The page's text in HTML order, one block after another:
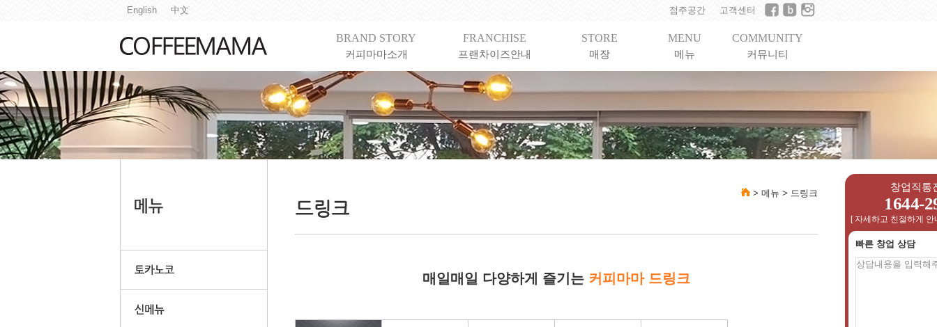
English 中文 점주공간 고객센터
BRAND STORY
커피마마소개
FRANCHISE
프랜차이즈안내
STORE
매장
MENU
메뉴
COMMUNITY
커뮤니티
창업직통
1644-
[ 자세하고 친절하게
빠른 창업 상담
> 메뉴 > 드링크
매일매일 다양하게 즐기는 커피마마 드링크